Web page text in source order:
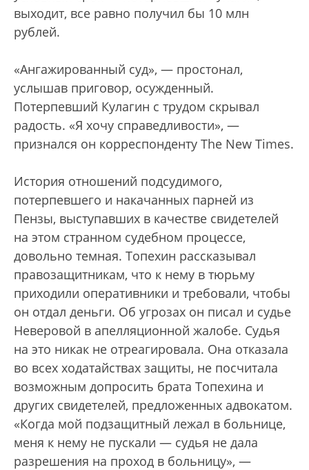
выходит, все равно получил бы 10 млн
рублей.
«Ангажированный суд», — простонал,
услышав приговор, осужденный.
Потерпевший Кулагин с трудом скрывал
радость. «Я хочу справедливости», —
признался он корреспонденту The New Times.
История отношений подсудимого,
потерпевшего и накачанных парней из
Пензы, выступавших в качестве свидетелей
на этом странном судебном процессе,
довольно темная. Топехин рассказывал
правозащитникам, что к нему в тюрьму
приходили оперативники и требовали, чтобы
он отдал деньги. Об угрозах он писал и судье
Неверовой в апелляционной жалобе. Судья
на это никак не отреагировала. Она отказала
во всех ходатайствах защиты, не посчитала
возможным допросить брата Топехина и
других свидетелей, предложенных адвокатом.
«Когда мой подзащитный лежал в больнице,
меня к нему не пускали — судья не дала
разрешения на проход в больницу», —